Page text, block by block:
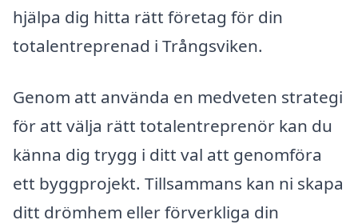
hjälpa dig hitta rätt företag för din
totalentreprenad i Trångsviken.
Genom att använda en medveten strategi
för att välja rätt totalentreprenör kan du
känna dig trygg i ditt val att genomföra
ett byggprojekt. Tillsammans kan ni skapa
ditt drömhem eller förverkliga din